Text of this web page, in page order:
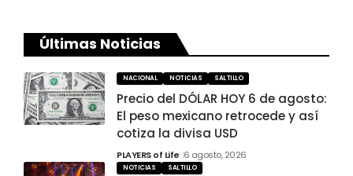
Últimas Noticias
NACIONAL NOTICIAS SALTILLO
Precio del DÓLAR HOY 6 de agosto:
El peso mexicano retrocede y así
cotiza la divisa USD
PLAYERS of Life 6 agosto, 2026
NOTICIAS SALTILLO